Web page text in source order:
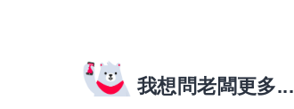
我想問老闆更多...